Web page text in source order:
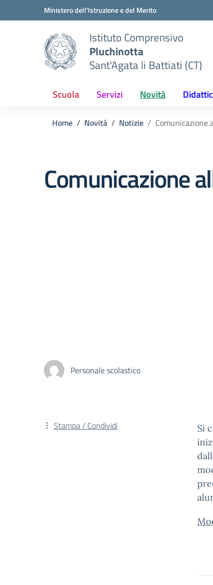
Vai ai contenuti
Vai al menu di navigazioneMinistero dell'Istruzione e del Merito
Istituto Comprensivo
Pluchinotta
Sant'Agata li Battiati (CT)
Scuola Servizi Novità
Home Novità Notizie
Comunicazione
Personale scolastico
Si
Stampa / Condividi